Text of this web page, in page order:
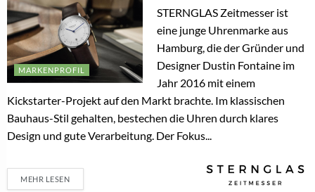
MARKENPROFIL
STERNGLAS Zeitmesser ist
eine junge Uhrenmarke aus
Hamburg, die der Gründer und
Designer Dustin Fontaine im
Jahr 2016 mit einem
Kickstarter-Projekt auf den Markt brachte. Im klassischen
Bauhaus-Stil gehalten, bestechen die Uhren durch klares
Design und gute Verarbeitung. Der Fokus...
MEHR LESEN